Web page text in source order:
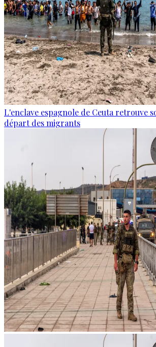
L'enclave espagnole de Ceuta retrouve
départ des migrants